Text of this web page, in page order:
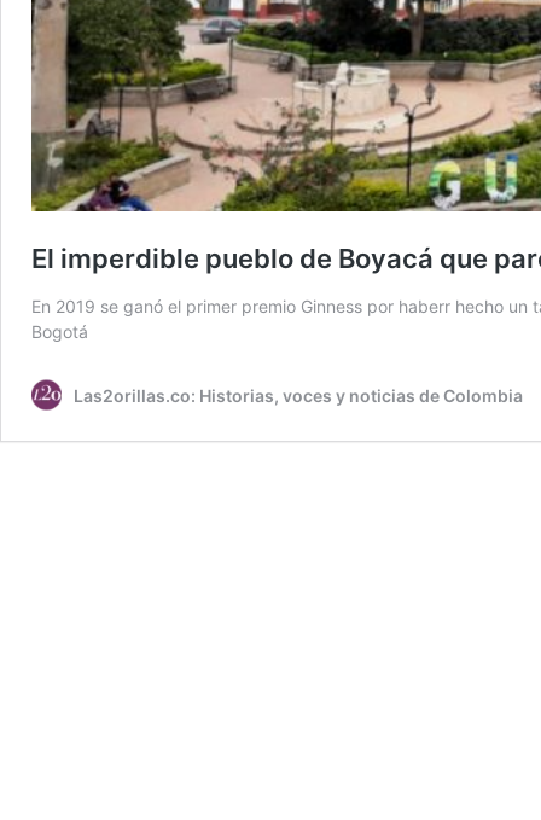
El imperdible pueblo de Boyacá que
En 2019 se ganó el primer premio Ginness por haberr hecho
Bogotá
Las2orillas.co: Historias, voces y noticias de Colombia